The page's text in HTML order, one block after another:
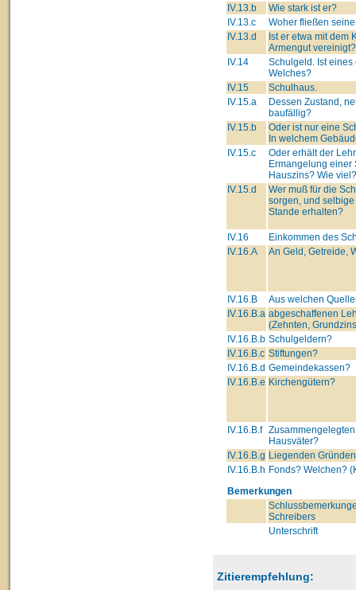
IV.13.b
Wie stark ist er?
IV.13.c
Woher fließen
IV.13.d
Ist er etwa mit dem
Armengut vereinigt?
IV.14
Schulgeld. Ist eines
Welches?
IV.15
Schulhaus.
IV.15.a
Dessen Zustand,
baufällig?
IV.15.b
Oder ist nur eine
In welchem
IV.15.c
Oder erhält der
Ermangelung einer
Hauszins? Wie viel?
IV.15.d
Wer muß für die
sorgen, und
Stande erhalten?
IV.16
Einkommen des
IV.16.A
An Geld, Getreide,
IV.16.B
Aus welchen
IV.16.B.a abgeschaffenen
(Zehnten,
IV.16.B.b Schulgeldern?
IV.16.B.c Stiftungen?
IV.16.B.d Gemeindekassen?
IV.16.B.e Kirchengütern?
IV.16.B.f
Hausväter?
IV.16.B.g Liegenden
IV.16.B.h Fonds? Welchen?
Bemerkungen
Schreibers
Unterschrift
Zitierempfehlung: